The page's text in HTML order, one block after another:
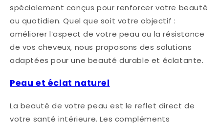
spécialement conçus pour renforcer votre beauté
au quotidien. Quel que soit votre objectif :
améliorer l’aspect de votre peau ou la résistance
de vos cheveux, nous proposons des solutions
adaptées pour une beauté durable et éclatante.
Peau et éclat naturel
La beauté de votre peau est le reflet direct de
votre santé intérieure. Les compléments